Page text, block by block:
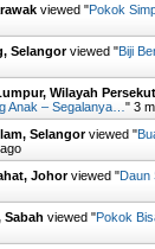
viewed "Pokok
Selangorviewed "Biji
Wilayah
Anak – Segalanya… " 3
Selangorviewed "
Johorviewed "Daun
Sabah viewed "Pokok